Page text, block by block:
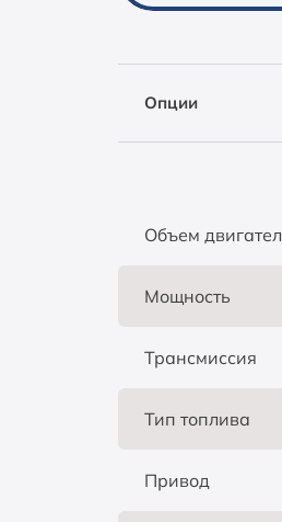
Опции
Объем
Мощность
Трансмиссия
Тип топлива
Привод